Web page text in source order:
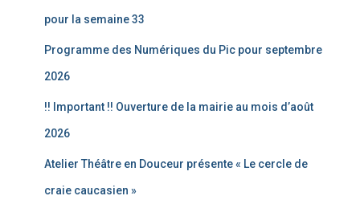
pour la semaine 33
Programme des Numériques du Pic pour septembre
2026
!! Important !! Ouverture de la mairie au mois d’août
2026
Atelier Théâtre en Douceur présente « Le cercle de
craie caucasien »